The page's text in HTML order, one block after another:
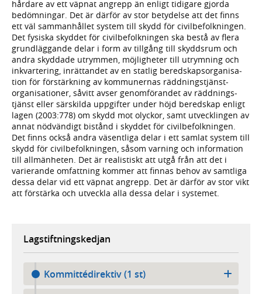
hårdare av ett väpnat angrepp än enligt tidigare gjorda
bedöm­ningar. Det är därför av stor betydelse att det finns
ett väl samman­hållet system till skydd för civil­befolkningen.
Det fysiska skyddet för civil­befolkningen ska bestå av flera
grund­läggande delar i form av tillgång till skydds­rum och
andra skyddade utrymmen, möjlig­heter till utrymning och
inkvarte­ring, inrättandet av en statlig bered­skaps­organisa­
tion för för­stärk­ning av kommunernas räddnings­tjänst­
organisationer, såvitt avser genom­förandet av rädd­nings­
tjänst eller särskilda uppgifter under höjd beredskap enligt
lagen (2003:778) om skydd mot olyckor, samt utveck­lingen av
annat nöd­vändigt bistånd i skyddet för civil­befolkningen.
Det finns också andra väsent­liga delar i ett samlat system till
skydd för civil­befolk­ningen, såsom varning och information
till all­män­heten. Det är realistiskt att utgå från att det i
varierande omfattning kommer att finnas behov av samtliga
dessa delar vid ett väpnat angrepp. Det är därför av stor vikt
att förstärka och utveckla alla dessa delar i systemet.
Lagstiftningskedjan
Kommittédirektiv (1 st)